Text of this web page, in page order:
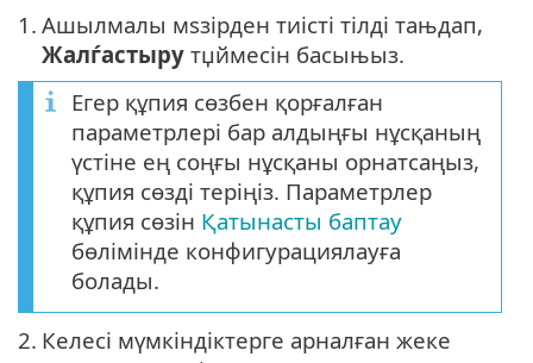
1. Ашылмалы мѕзірден тиісті тілді тањдап,
Жалѓастыру тџймесін басыњыз.
Егер құпия сөзбен қорғалған
параметрлері бар алдыңғы нұсқаның
үстіне ең соңғы нұсқаны орнатсаңыз,
құпия сөзді теріңіз. Параметрлер
құпия сөзін Қатынасты баптау
бөлімінде конфигурациялауға
болады.
2. Келесі мүмкіндіктерге арналған жеке